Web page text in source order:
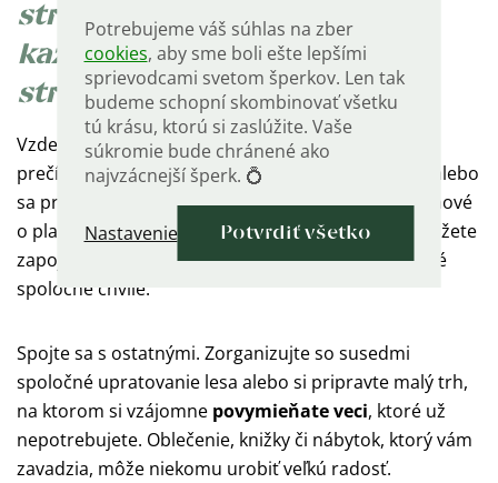
Potrebujeme váš súhlas na zber
cookies, aby sme boli ešte lepšími
sprievodcami svetom šperkov. Len tak
budeme schopní skombinovať všetku
tú krásu, ktorú si zaslúžite. Vaše
súkromie bude chránené ako
najvzácnejší šperk. 💍
Nastavenie Potvrdiť všetko
stromy, vďaka ktorej sa
každoročne vysadia stovky
stromov.
Vzdelávajte sa. Pozrite siekologický dokument
prečítajte si inšpiratívne články venované planéte alebo
sa prihláste na kurz, na ktorom sa dozviete niečo nové
o planéte, lesoch či oceánoch. Do týchto aktivít môžete
zapojiť celú rodinu a stráviť tak príjemné a užitočné
spoločné chvíle.
Spojte sa s ostatnými. Zorganizujte so susedmi
spoločné upratovanie lesa alebo si pripravte malý trh,
na ktorom si vzájomne povymieňate veci, ktoré už
nepotrebujete. Oblečenie, knižky či nábytok, ktorý vám
zavadzia, môže niekomu urobiť veľkú radosť.